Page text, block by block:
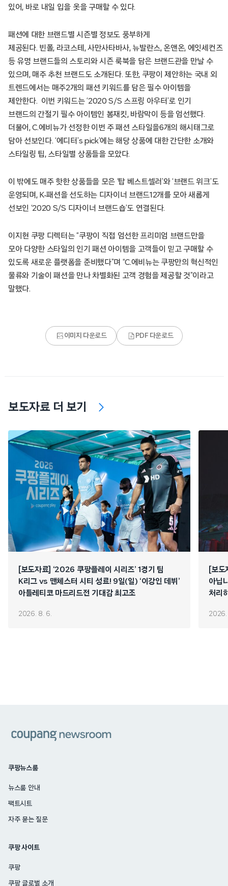
있어, 바로 내일 입을 옷을 구매할 수 있다.
패션에 대한 브랜드별 시즌별 정보도 풍부하게
제공된다. 빈폴, 라코스테, 사만사타바사, 뉴발란스, 온앤온, 에잇세컨즈
등 유명 브랜드들의 스토리와 시즌 룩북을 담은 브랜드관을 만날 수
있으며, 매주 추천 브랜드도 소개된다. 또한, 쿠팡이 제안하는 국내 외
트렌드에서는 매주2개의 패션 키워드를 담은 필수 아이템을
제안한다. 이번 키워드는 ‘2020 S/S 스프링 아우터’로 인기
브랜드의 간절기 필수 아이템인 봄재킷, 바람막이 등을 엄선했다.
더불어, C.에비뉴가 선정한 이번 주 패션 스타일을6개의 해시태그로
담아 선보인다. ‘에디터’s pick’에는 해당 상품에 대한 간단한 소개와
스타일링 팁, 스타일별 상품들을 모았다.
이 밖에도 매주 핫한 상품들을 모은 ‘탑 베스트셀러’와 ‘브랜드 위크’도
운영되며, K-패션을 선도하는 디자이너 브랜드12개를 모아 새롭게
선보인 ‘2020 S/S 디자이너 브랜드숍’도 연결된다.
이지현 쿠팡 디렉터는 “쿠팡이 직접 엄선한 프리미엄 브랜드만을
모아 다양한 스타일의 인기 패션 아이템을 고객들이 믿고 구매할 수
있도록 새로운 플랫폼을 준비했다”며 “C.에비뉴는 쿠팡만의 혁신적인
물류와 기술이 패션을 만나 차별화된 고객 경험을 제공할 것”이라고
말했다.
이미지 다운로드 PDF 다운로드
보도자료 더 보기
[보도자료] ‘2026 쿠팡플레이 시리즈’ 1경기 팀
K리그 vs 맨체스터 시티 성료! 9일(일) ‘이강인 데뷔’
아틀레티코 마드리드전 기대감 최고조
2026. 8. 6.
[보
아닙
처리
2026.
쿠팡뉴스룸
뉴스룸 안내
팩트시트
자주 묻는 질문
쿠팡 사이트
쿠팡
쿠팡 글로벌 소개